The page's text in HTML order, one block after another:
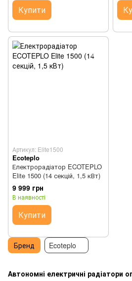
Автономні електричні радіатори
Купити
Артикул: Elite1500
Ecoteplo
Електрорадіатор ECOTEPLO
Elite 1500 (14 секцій, 1,5 кВт)
9 999 грн
В наявності
Купити
Бренд Ecoteplo